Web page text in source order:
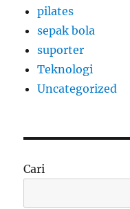
pilates
sepak bola
suporter
Teknologi
Uncategorized
Cari